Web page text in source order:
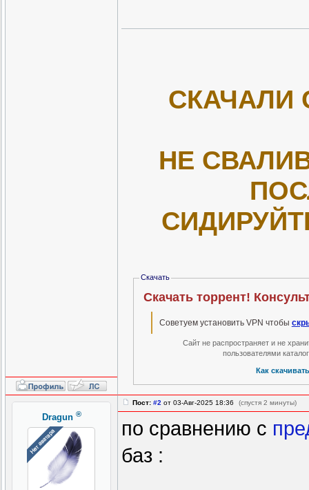
СКАЧАЛИ
НЕ
Скачать
Скачать торрент!
Советуем установить VPN чтобы
Сайт не распространяет и не
пользователями
Как
Dragun ®
Пост: #2 от 03-Авг-2025 18:36 (спустя 2 минуты)
по сравнению с
баз :